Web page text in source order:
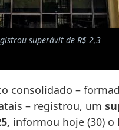
superávit de R$ 2,3
consolidado –
– registrou, um
informou hoje (30) o